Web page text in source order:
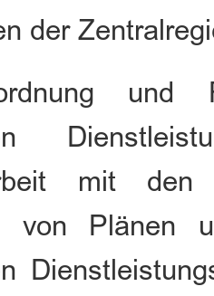
der
und
mit
von Plänen